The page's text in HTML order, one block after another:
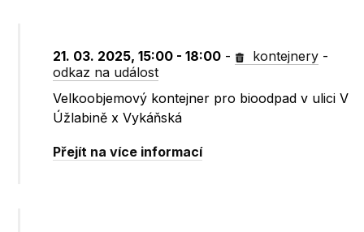
21. 03. 2025, 15:00 - 18:00 - kontejnery -
odkaz na událost
Velkoobjemový kontejner pro bioodpad v ulici V
Úžlabině x Vykáňská
Přejít na více informací